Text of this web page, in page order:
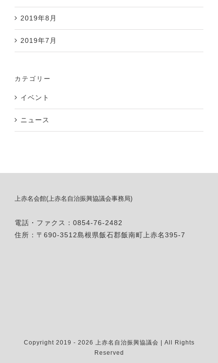
2019年8月
2019年7月
カテゴリー
イベント
ニュース
上赤名会館(上赤名自治振興協議会事務局)
電話・ファクス：0854-76-2482
住所：〒690-3512島根県飯石郡飯南町上赤名395-7
Copyright 2019 - 2026 上赤名自治振興協議会 | All Rights
Reserved